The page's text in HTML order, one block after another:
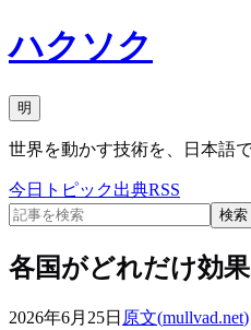
ハクソク
明
世界を動かす技術を、日本語で
今日 トピック出典RSS
検索
各国がどれだけ効
2026年6月25日 原文(mullvad.net)